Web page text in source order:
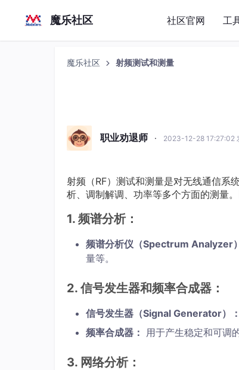
魔乐社区 社区官网 工
魔乐社区 射频测试和测量
职业劝退师 · 2023-12-28 17:27:02
射频（RF）测试和测量是对无线通信系
析、调制解调、功率等多个方面的测量
1. 频谱分析：
频谱分析仪（Spectrum Analyzer
量等。
2. 信号发生器和频率合成器：
信号发生器（Signal Generator）：
频率合成器： 用于产生稳定和可调
3. 网络分析：